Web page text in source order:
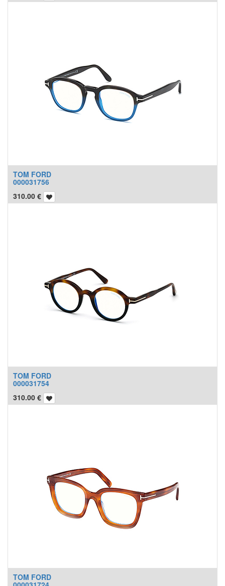
TOM FORD
000031756
310.00 €
TOM FORD
000031754
310.00 €
TOM FORD